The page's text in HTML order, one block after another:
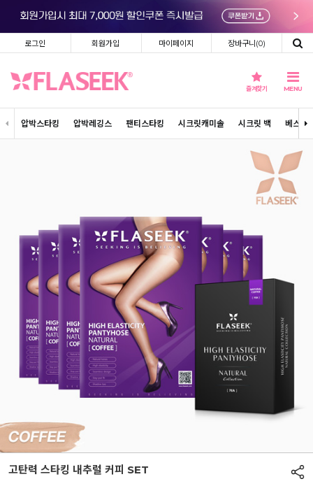
로그인 회원가입 마이페이지 장바구니(0)
즐겨찾기 MENU
압박스타킹 압박레깅스 팬티스타킹 시크릿캐미솔 시크릿 백 베스트
고탄력 스타킹 내추럴 커피 SET